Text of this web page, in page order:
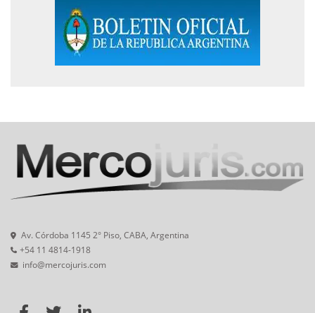
Av. Córdoba 1145 2° Piso, CABA, Argentina
+54 11 4814-1918
info@mercojuris.com